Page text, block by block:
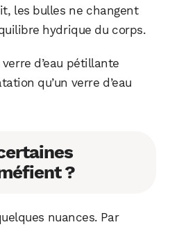
les bulles ne changent
hydrique du corps.
d’eau pétillante
qu’un verre d’eau
?
nuances. Par